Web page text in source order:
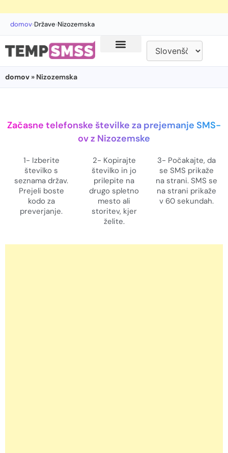
domov›Države›Nizozemska
domov » Nizozemska
Začasne telefonske številke za prejemanje SMS-
ov z Nizozemske
1- Izberite
številko s
seznama držav.
Prejeli boste
kodo za
preverjanje.
2- Kopirajte
številko in jo
prilepite na
drugo spletno
mesto ali
storitev, kjer
želite.
3- Počakajte, da
se SMS prikaže
na strani. SMS se
na strani prikaže
v 60 sekundah.